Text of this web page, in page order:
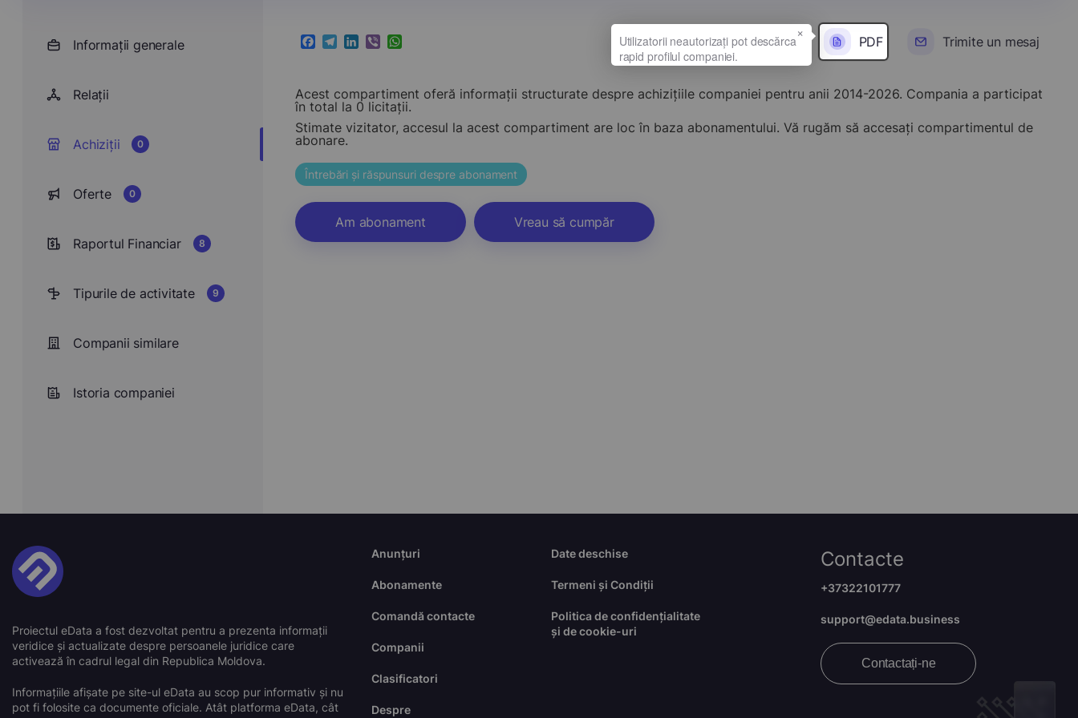
Informații generale
Relații
Achiziții 0
Oferte 0
Raportul Financiar 8
Tipurile de activitate 9
Companii similare
Istoria companiei
Facebook
Telegram
LinkedIn
ViberWhatsApp PDF Trimite un mesaj
Acest compartiment oferă informații structurate despre achizițiile companiei pentru anii 2014-2026. Compania a participat
în total la 0 licitații.
Stimate vizitator, accesul la acest compartiment are loc în baza abonamentului. Vă rugăm să accesați compartimentul de
abonare.
Întrebări și răspunsuri despre abonament
Am abonament Vreau să cumpăr
Proiectul eData a fost dezvoltat pentru a prezenta informații
veridice și actualizate despre persoanele juridice care
activează în cadrul legal din Republica Moldova.
Informațiile afișate pe site-ul eData au scop pur informativ și nu
pot fi folosite ca documente oficiale. Atât platforma eData, cât
Anunțuri
Abonamente
Comandă contacte
Companii
Clasificatori
Despre
Date deschise
Termeni și Condiții
Politica de confidențialitate
și de cookie-uri
Contacte
+37322101777
support@edata.business
Contactați-ne
×